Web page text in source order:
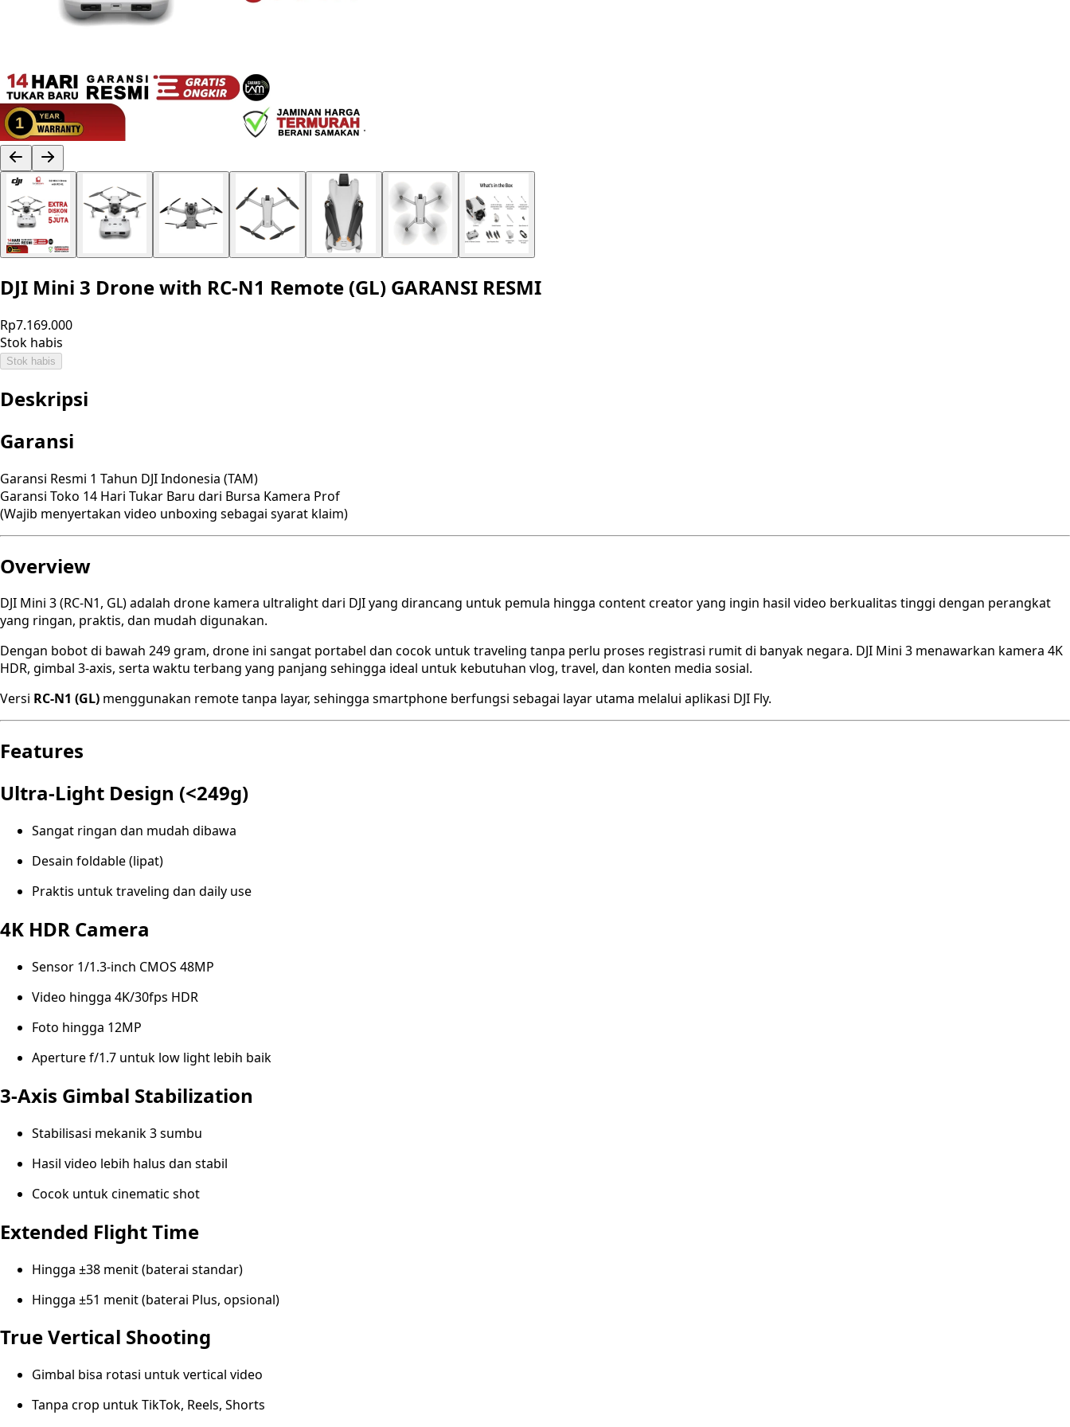
DJI Mini 3 Drone with RC-N1 Remote (GL) GARANSI RESMI
Rp7.169.000
Stok habis
Stok habis
Deskripsi
Garansi
Garansi Resmi 1 Tahun DJI Indonesia (TAM)
Garansi Toko 14 Hari Tukar Baru dari Bursa Kamera Prof
(Wajib menyertakan video unboxing sebagai syarat klaim)
Overview
DJI Mini 3 (RC-N1, GL) adalah drone kamera ultralight dari DJI yang dirancang untuk pemula hingga content creator yang ingin hasil video berkualitas tinggi dengan perangkat
yang ringan, praktis, dan mudah digunakan.
Dengan bobot di bawah 249 gram, drone ini sangat portabel dan cocok untuk traveling tanpa perlu proses registrasi rumit di banyak negara. DJI Mini 3 menawarkan kamera 4K
HDR, gimbal 3-axis, serta waktu terbang yang panjang sehingga ideal untuk kebutuhan vlog, travel, dan konten media sosial.
Versi RC-N1 (GL) menggunakan remote tanpa layar, sehingga smartphone berfungsi sebagai layar utama melalui aplikasi DJI Fly.
Features
Ultra-Light Design (<249g)
Sangat ringan dan mudah dibawa
Desain foldable (lipat)
Praktis untuk traveling dan daily use
4K HDR Camera
Sensor 1/1.3-inch CMOS 48MP
Video hingga 4K/30fps HDR
Foto hingga 12MP
Aperture f/1.7 untuk low light lebih baik
3-Axis Gimbal Stabilization
Stabilisasi mekanik 3 sumbu
Hasil video lebih halus dan stabil
Cocok untuk cinematic shot
Extended Flight Time
Hingga ±38 menit (baterai standar)
Hingga ±51 menit (baterai Plus, opsional)
True Vertical Shooting
Gimbal bisa rotasi untuk vertical video
Tanpa crop untuk TikTok, Reels, Shorts